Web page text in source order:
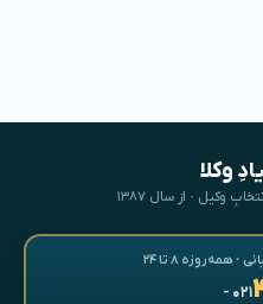
وکلا
وکیل · از سال ۱۳۸۷
همه‌روزه ۸ تا ۲۴
- ۰۲۱